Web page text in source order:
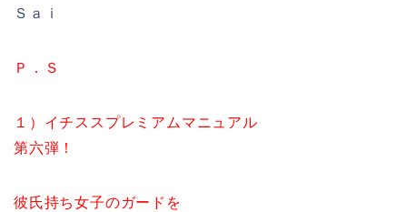
Ｓａｉ
Ｐ．Ｓ
１）イチススプレミアムマニュアル
第六弾！
彼氏持ち女子のガードを